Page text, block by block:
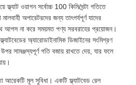
ফ্ল্যাট ওয়াগন সর্বোচ্চ 100 কিমি/ঘন্টা গতিতে
অপারেটরদের জন্য তাৎপর্যপূর্ণ যাদের
আপস না করে সময়মত পণ্য সরবরাহের প্রয়োজন।
অ্যারোডাইনামিক ডিজাইনের সংমিশ্রণ
সামঞ্জস্যপূর্ণ গতি বজায় রাখতে দেয়, যার ফলে
আরেকটি মূল সুবিধা। একটি ফ্ল্যাটবেড রেল